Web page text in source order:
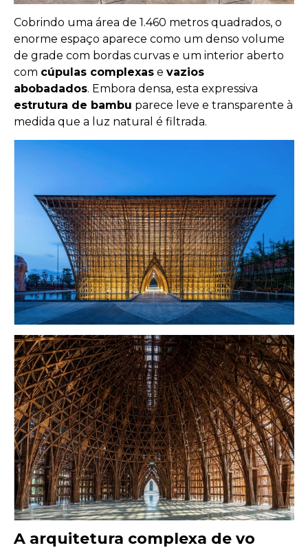
Cobrindo uma área de 1.460 metros quadrados, o
enorme espaço aparece como um denso volume
de grade com bordas curvas e um interior aberto
com cúpulas complexas e vazios
abobadados. Embora densa, esta expressiva
estrutura de bambu parece leve e transparente à
medida que a luz natural é filtrada.
A arquitetura complexa de vo